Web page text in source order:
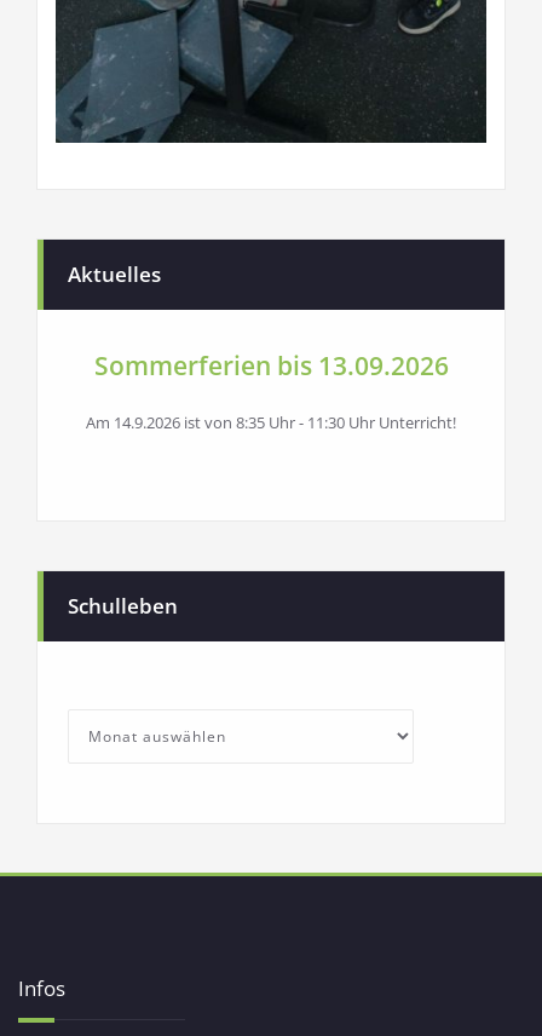
Aktuelles
Sommerferien bis 13.09.2026
Am 14.9.2026 ist von 8:35 Uhr - 11:30 Uhr Unterricht!
Schulleben
Infos